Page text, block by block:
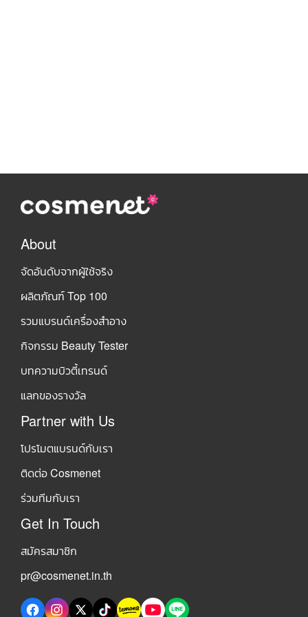
About
จัดอันดับจากผู้ใช้จริง
ผลิตภัณฑ์ Top 100
รวมแบรนด์เครื่องสำอาง
กิจกรรม Beauty Tester
บทความบิวตี้เทรนด์
แลกของรางวัล
Partner with Us
โปรโมตแบรนด์กับเรา
ติดต่อ Cosmenet
ร่วมทีมกับเรา
Get In Touch
สมัครสมาชิก
pr@cosmenet.in.th